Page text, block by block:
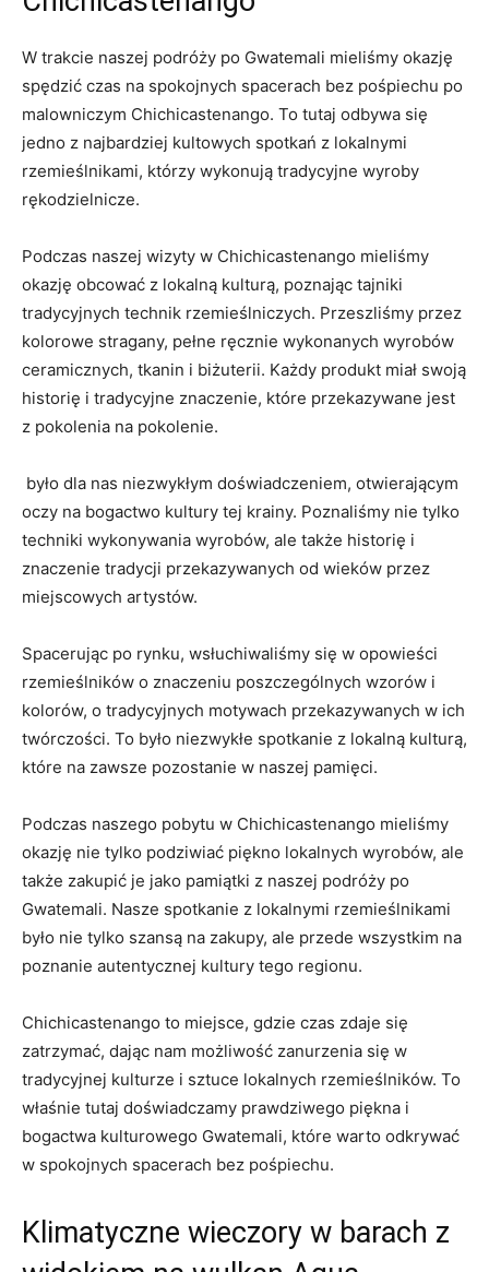
W trakcie‍ naszej ‌podróży⁢ po Gwatemali ⁢mieliśmy okazję
spędzić czas⁤ na‍ spokojnych spacerach bez ‌pośpiechu ‍po
malowniczym Chichicastenango. To tutaj odbywa się
jedno z najbardziej kultowych spotkań z lokalnymi
rzemieślnikami, którzy wykonują ⁣tradycyjne⁤ wyroby
rękodzielnicze.
Podczas naszej wizyty w Chichicastenango mieliśmy
okazję ‌obcować ‌z lokalną kulturą,⁤ poznając tajniki
tradycyjnych technik rzemieślniczych. Przeszliśmy przez‌
kolorowe stragany, pełne ręcznie wykonanych wyrobów
ceramicznych, tkanin i⁤ biżuterii. Każdy produkt miał swoją
historię⁢ i tradycyjne ⁢znaczenie,⁢ które przekazywane jest‍
z pokolenia na pokolenie.
⁣ było dla nas niezwykłym⁢ doświadczeniem, ⁣otwierającym
oczy na bogactwo kultury tej krainy. Poznaliśmy⁣ nie tylko
techniki wykonywania ⁢wyrobów, ale ‌także⁤ historię⁣ i
znaczenie tradycji przekazywanych od wieków przez‍
miejscowych artystów.
Spacerując po rynku, wsłuchiwaliśmy⁤ się w opowieści‍
rzemieślników o⁤ znaczeniu poszczególnych ​wzorów ‍i
kolorów, o tradycyjnych motywach⁣ przekazywanych w ich
twórczości. ⁤To⁣ było ​niezwykłe‍ spotkanie z lokalną kulturą,
‍które na zawsze⁤ pozostanie w naszej pamięci.
Podczas naszego​ pobytu w Chichicastenango mieliśmy
okazję​ nie tylko podziwiać piękno ⁣lokalnych wyrobów, ale
także zakupić ​je jako pamiątki z naszej podróży po
Gwatemali. Nasze spotkanie z lokalnymi rzemieślnikami
było nie tylko ⁤szansą na‌ zakupy, ale przede wszystkim ​na⁤
poznanie autentycznej kultury tego regionu.
Chichicastenango⁤ to miejsce, gdzie ‌czas ​zdaje się⁢
zatrzymać, dając​ nam możliwość zanurzenia się w
tradycyjnej kulturze i sztuce lokalnych rzemieślników. ‍To
właśnie‌ tutaj doświadczamy prawdziwego⁣ piękna i
bogactwa‍ kulturowego Gwatemali,‍ które warto odkrywać
⁢w ‌spokojnych spacerach bez pośpiechu.
Klimatyczne⁣ wieczory w ​barach⁣ z